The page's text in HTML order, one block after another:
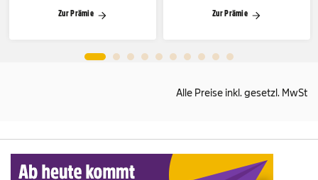
Zur Prämie Zur Prämie
Alle Preise inkl. gesetzl. MwSt